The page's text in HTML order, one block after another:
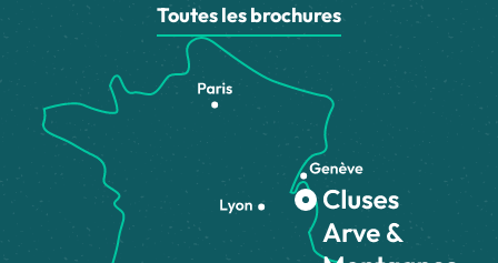
Toutes les brochures